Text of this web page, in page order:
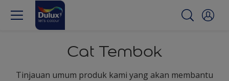
Cat Tembok
Tinjauan umum produk kami yang akan membantu